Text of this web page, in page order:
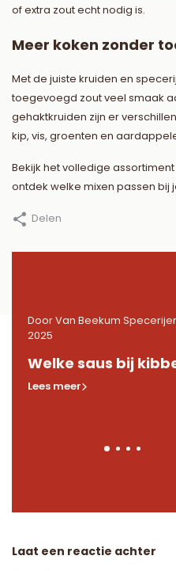
of extra zout echt nodig is.
Meer koken zonder
Met de juiste kruiden en
toegevoegd zout veel smaak
gehaktkruiden zijn er
kip, vis, groenten en
Bekijk het volledige assortiment
ontdek welke mixen passen bij
Delen
Door Van Beekum
2025
Welke saus bij
Lees meer
Laat een reactie achter